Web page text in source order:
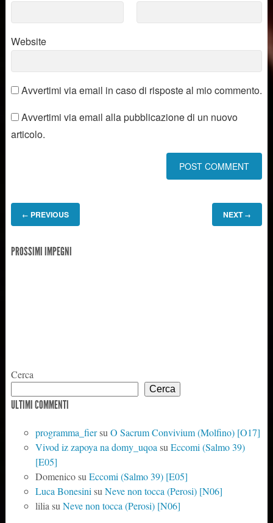
Website
Avvertimi via email in caso di risposte al mio commento.
Avvertimi via email alla pubblicazione di un nuovo
articolo.
← PREVIOUS NEXT →
PROSSIMI IMPEGNI
Cerca
Cerca
ULTIMI COMMENTI
programma_fiersu O Sacrum Convivium (Molfino) [O17]
Vivod iz zapoya na domy_uqoa su Eccomi (Salmo 39)
[E05]
Domenicosu Eccomi (Salmo 39) [E05]
Luca Bonesini su Neve non tocca (Perosi) [N06]
lilia su Neve non tocca (Perosi) [N06]